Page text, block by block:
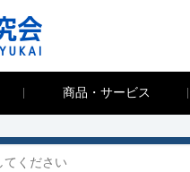
商品・サービス